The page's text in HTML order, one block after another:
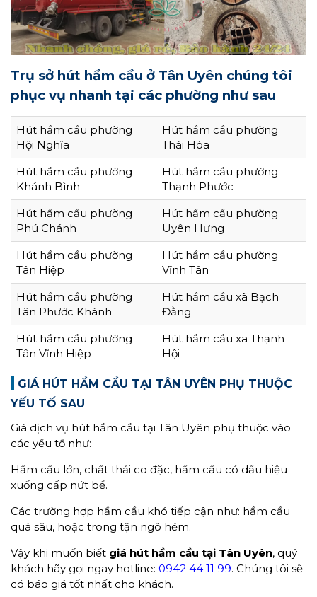
Trụ sở hút hầm cầu ở Tân Uyên chúng tôi
phục vụ nhanh tại các phường như sau
Hút hầm cầu phường
Hội Nghĩa
Hút hầm cầu phường
Thái Hòa
Hút hầm cầu phường
Khánh Bình
Hút hầm cầu phường
Thạnh Phước
Hút hầm cầu phường
Phú Chánh
Hút hầm cầu phường
Uyên Hưng
Hút hầm cầu phường
Tân Hiệp
Hút hầm cầu phường
Vĩnh Tân
Hút hầm cầu phường
Tân Phước Khánh
Hút hầm cầu xã Bạch
Đằng
Hút hầm cầu phường
Tân Vĩnh Hiệp
Hút hầm cầu xa Thạnh
Hội
GIÁ HÚT HẦM CẦU TẠI TÂN UYÊN PHỤ THUỘC
YẾU TỐ SAU
Giá dịch vụ hút hầm cầu tại Tân Uyên phụ thuộc vào
các yếu tố như:
Hầm cầu lớn, chất thải co đặc, hầm cầu có dấu hiệu
xuống cấp nứt bể.
Các trường hợp hầm cầu khó tiếp cận như: hầm cầu
quá sâu, hoặc trong tận ngõ hẽm.
Vậy khi muốn biết giá hút hầm cầu tại Tân Uyên, quý
khách hãy gọi ngay hotline: 0942 44 11 99. Chúng tôi sẽ
có báo giá tốt nhất cho khách.